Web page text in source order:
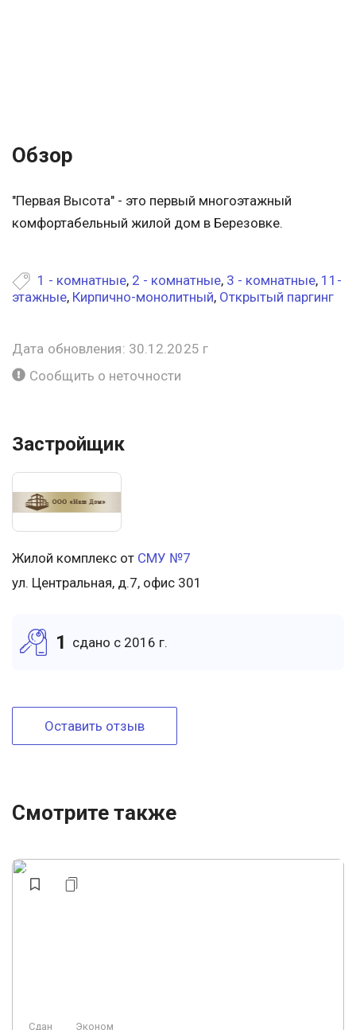
Обзор
"Первая Высота" - это первый многоэтажный
комфортабельный жилой дом в Березовке.
1 - комнатные, 2 - комнатные, 3 - комнатные, 11-
этажные, Кирпично-монолитный, Открытый паргинг
Дата обновления: 30.12.2025 г
Сообщить о неточности
Застройщик
Жилой комплекс от СМУ №7
ул. Центральная, д.7, офис 301
1 cдано c 2016 г.
Оставить отзыв
Смотрите также
Сдан Эконом